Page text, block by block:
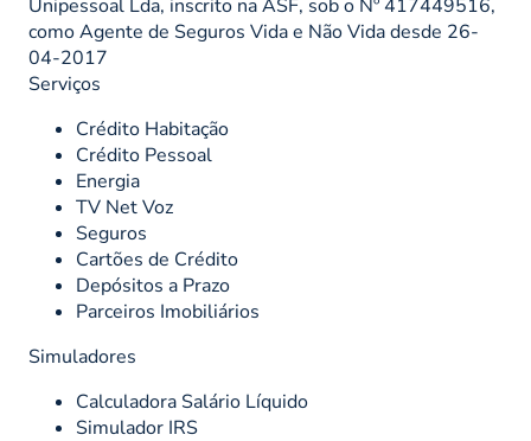
Unipessoal Lda, inscrito na ASF, sob o Nº 417449516,
como Agente de Seguros Vida e Não Vida desde 26-
04-2017
Serviços
Crédito Habitação
Crédito Pessoal
Energia
TV Net Voz
Seguros
Cartões de Crédito
Depósitos a Prazo
Parceiros Imobiliários
Simuladores
Calculadora Salário Líquido
Simulador IRS